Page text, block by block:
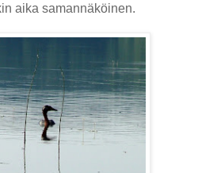
aika samannäköinen.